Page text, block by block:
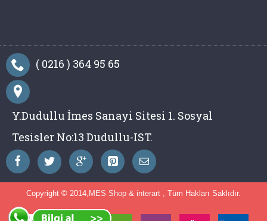
( 0216 ) 364 95 65
Y.Dudullu İmes Sanayi Sitesi 1. Sosyal
Tesisler No:13 Dudullu-IST.
Copyright © 2014, MES Shop & interart , Tüm Hakları Saklıdır.